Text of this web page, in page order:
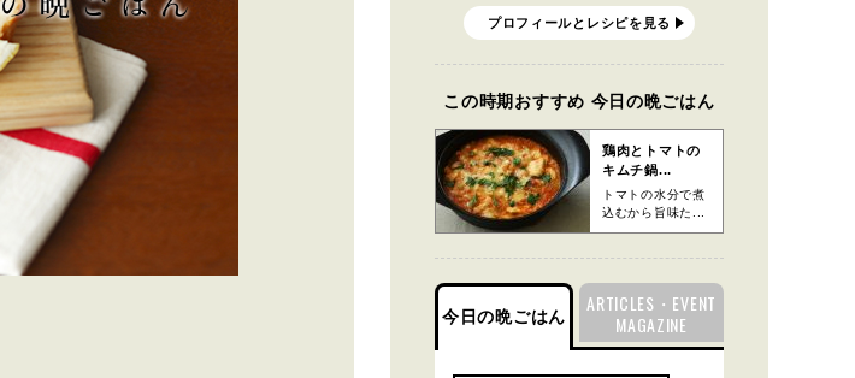
プロフィールとレシピを見る
この時期おすすめ 今日の晩ごはん
鶏肉とトマトの
キムチ鍋...
トマトの水分で煮
込むから旨味た...
今日の晩ごはん
ARTICLES・EVENT
MAGAZINE